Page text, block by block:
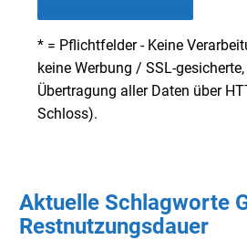
* = Pflichtfelder - Keine
keine Werbung / SSL-
Übertragung aller Daten über
Schloss).
Aktuelle Schlagworte
Restnutzungsdauer